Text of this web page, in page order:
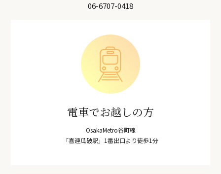
06-6707-0418
電車でお越しの方
OsakaMetro谷町線
「喜連瓜破駅」1番出口より徒歩1分